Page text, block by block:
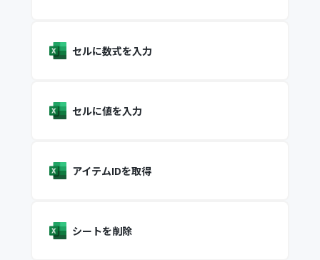
セルに数式を入力
セルに値を入力
アイテムIDを取得
シートを削除